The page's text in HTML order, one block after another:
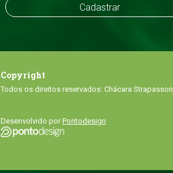
Copyright
Todos os direitos reservados: Chácara Strapasson
Desenvolvido porPontodesign